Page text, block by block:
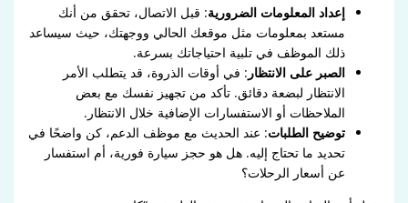
إعداد المعلومات الضرورية: قبل الاتصال، تحقق من أنك
مستعد بمعلومات مثل موقعك الحالي ووجهتك، حيث سيساعد
ذلك الموظف في تلبية احتياجاتك بسرعة.
الصبر على الانتظار : في أوقات الذروة، قد يتطلب الأمر
الانتظار لبضعة دقائق. تأكد من تجهيز نفسك مع بعض
الملاحظات أو الاستفسارات الإضافية خلال الانتظار.
توضيح الطلبات: عند الحديث مع موظف الدعم، كن واضحًا في
تحديد ما تحتاج إليه. هل هو حجز سيارة فورية، أم استفسار
عن أسعار الرحلات؟